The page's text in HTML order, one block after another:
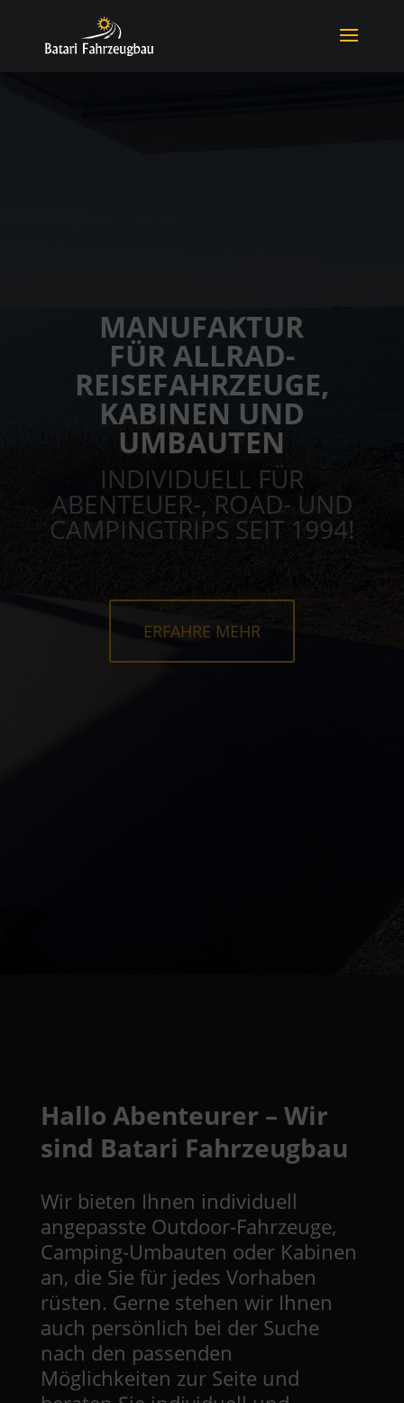
MANUFAKTUR
FÜR ALLRAD-
REISEFAHRZEUGE,
KABINEN UND
UMBAUTEN
INDIVIDUELL FÜR
ABENTEUER-, ROAD- UND
CAMPINGTRIPS SEIT 1994!
ERFAHRE MEHR
Hallo Abenteurer – Wir
sind Batari Fahrzeugbau
Wir bieten Ihnen individuell
angepasste Outdoor-Fahrzeuge,
Camping-Umbauten oder Kabinen
an, die Sie für jedes Vorhaben
rüsten. Gerne stehen wir Ihnen
auch persönlich bei der Suche
nach den passenden
Möglichkeiten zur Seite und